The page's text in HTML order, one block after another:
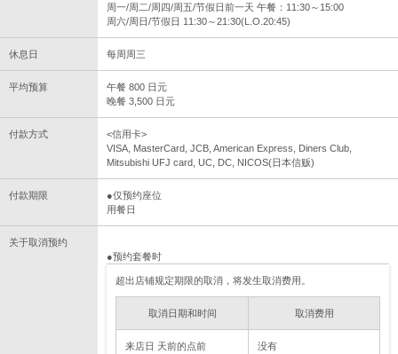
周一/周二/周四/周五/节假日前一天 午餐：11:30～15:00
周六/周日/节假日 11:30～21:30(L.O.20:45)
休息日 每周周三
平均预算
午餐 800 日元
晚餐 3,500 日元
付款方式
<信用卡>
VISA, MasterCard, JCB, American Express, Diners Club,
Mitsubishi UFJ card, UC, DC, NICOS(日本信贩)
付款期限
●仅预约座位
用餐日
关于取消预约
●预约套餐时
超出店铺规定期限的取消，将发生取消费用。
取消日期和时间 取消费用
来店日 天前的点前 没有